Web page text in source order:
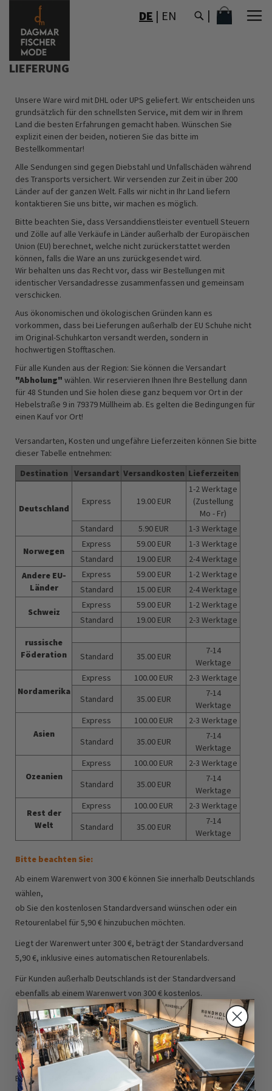
ZUM
DE | EN MEIN
LIEFERUNG
Unsere Ware wird mit DHL oder UPS geliefert. Wir entscheiden uns
grundsätzlich für den schnellsten Service, mit dem wir in Ihrem
Land die besten Erfahrungen gemacht haben. Wünschen Sie
explizit einen der beiden, notieren Sie das bitte im
Bestellkommentar!
Alle Sendungen sind gegen Diebstahl und Unfallschäden während
des Transports versichert. Wir versenden zur Zeit in über 200
Länder auf der ganzen Welt. Falls wir nicht in Ihr Land liefern
kontaktieren Sie uns bitte, wir machen es möglich.
Bitte beachten Sie, dass Versanddienstleister eventuell Steuern
und Zölle auf alle Verkäufe in Länder außerhalb der Europäischen
Union (EU) berechnet, welche nicht zurückerstattet werden
können, falls die Ware an uns zurückgesendet wird.
Wir behalten uns das Recht vor, dass wir Bestellungen mit
identischer Versandadresse zusammenfassen und gemeinsam
verschicken.
Aus ökonomischen und ökologischen Gründen kann es
vorkommen, dass bei Lieferungen außerhalb der EU Schuhe nicht
im Original-Schuhkarton versandt werden, sondern in
hochwertigen Stofftaschen.
Für alle Kunden aus der Region: Sie können die Versandart
"Abholung" wählen. Wir reservieren Ihnen Ihre Bestellung dann
für 48 Stunden und Sie holen diese ganz bequem vor Ort in der
Hebelstraße 9 in 79379 Müllheim ab. Es gelten die Bedingungen für
einen Kauf vor Ort!
Versandarten, Kosten und ungefähre Lieferzeiten können Sie bitte
dieser Tabelle entnehmen:
&
Destination Versandart Versandkosten Lieferzeiten
Deutschland
Express 19.00 EUR
1-2 Werktage
(Zustellung
Mo - Fr)
Standard
5.90 EUR 1-3 Werktage
Norwegen
Express 59.00 EUR
1-3 Werktage
Standard
19.00 EUR
2-4 Werktage
Andere EU-
Länder
Express 59.00 EUR
1-2 Werktage
Standard
15.00 EUR 2-4 Werktage
Schweiz
Express 59.00 EUR
1-2 Werktage
Standard
19.00 EUR 2-3 Werktage
russische
Föderation
Standard 35.00 EUR
7-14
Werktage
Nordamerika
Express 100.00 EUR
2-3 Werktage
Standard
35.00 EUR
7-14
Werktage
Asien
Express 100.00 EUR
2-3 Werktage
Standard
35.00 EUR
7-14
Werktage
Ozeanien
Express 100.00 EUR
2-3 Werktage
Standard
35.00 EUR
7-14
Werktage
Rest der
Welt
Express 100.00 EUR
2-3 Werktage
Standard
35.00 EUR
7-14
Werktage
Bitte beachten Sie:
Ab einem Warenwert von 300 € können Sie innerhalb Deutschlands
wählen,
ob Sie den kostenlosen Standardversand wünschen oder ein
Retourenlabel für 5,90 € hinzubuchen möchten.
Liegt der Warenwert unter 300 €, beträgt der Standardversand
5,90 €, inklusive eines automatischen Retourenlabels.
Für Kunden außerhalb Deutschlands ist der Standardversand
ebenfalls ab einem Warenwert von 300 € kostenlos.
Expressversand:für die Lieferung am nächsten Tag (Mo-Fr) muss
die Bestellung vor 14 Uhr bei uns eingehen, ansonsten können wir
keine Lieferung am nächsten Tag garantieren.
Bei einer Bestellsumme
über 1.000€kann sich der Versand je